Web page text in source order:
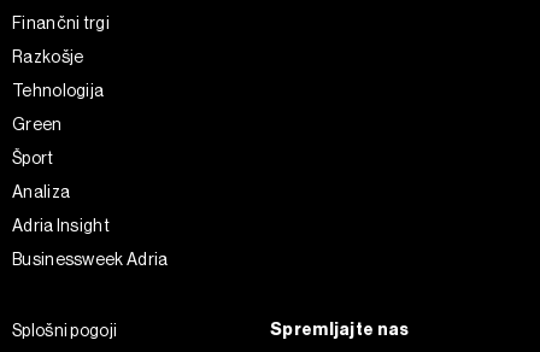
Finančni trgi
Razkošje
Tehnologija
Green
Šport
Analiza
Adria Insight
Businessweek Adria
Splošni pogoji
Spremljajte nas